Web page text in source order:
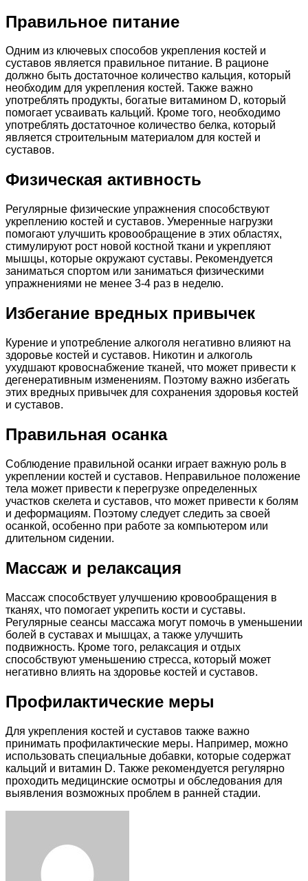
Правильное питание
Одним из ключевых способов укрепления костей и
суставов является правильное питание. В рационе
должно быть достаточное количество кальция, который
необходим для укрепления костей. Также важно
употреблять продукты, богатые витамином D, который
помогает усваивать кальций. Кроме того, необходимо
употреблять достаточное количество белка, который
является строительным материалом для костей и
суставов.
Физическая активность
Регулярные физические упражнения способствуют
укреплению костей и суставов. Умеренные нагрузки
помогают улучшить кровообращение в этих областях,
стимулируют рост новой костной ткани и укрепляют
мышцы, которые окружают суставы. Рекомендуется
заниматься спортом или заниматься физическими
упражнениями не менее 3-4 раз в неделю.
Избегание вредных привычек
Курение и употребление алкоголя негативно влияют на
здоровье костей и суставов. Никотин и алкоголь
ухудшают кровоснабжение тканей, что может привести к
дегенеративным изменениям. Поэтому важно избегать
этих вредных привычек для сохранения здоровья костей
и суставов.
Правильная осанка
Соблюдение правильной осанки играет важную роль в
укреплении костей и суставов. Неправильное положение
тела может привести к перегрузке определенных
участков скелета и суставов, что может привести к болям
и деформациям. Поэтому следует следить за своей
осанкой, особенно при работе за компьютером или
длительном сидении.
Массаж и релаксация
Массаж способствует улучшению кровообращения в
тканях, что помогает укрепить кости и суставы.
Регулярные сеансы массажа могут помочь в уменьшении
болей в суставах и мышцах, а также улучшить
подвижность. Кроме того, релаксация и отдых
способствуют уменьшению стресса, который может
негативно влиять на здоровье костей и суставов.
Профилактические меры
Для укрепления костей и суставов также важно
принимать профилактические меры. Например, можно
использовать специальные добавки, которые содержат
кальций и витамин D. Также рекомендуется регулярно
проходить медицинские осмотры и обследования для
выявления возможных проблем в ранней стадии.